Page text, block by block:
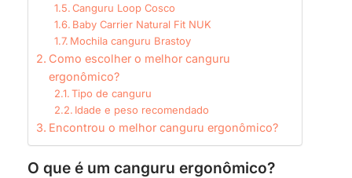
Canguru Loop Cosco
Baby Carrier Natural Fit NUK
Mochila canguru Brastoy
Como escolher o melhor canguru
ergonômico?
Tipo de canguru
Idade e peso recomendado
Encontrou o melhor canguru ergonômico?
O que é um canguru ergonômico?